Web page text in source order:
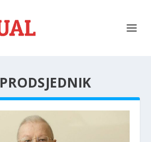
PRODSJEDNIK